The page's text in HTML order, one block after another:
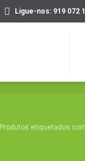
Ligue-nos: 919 072
Produtos etiquetados